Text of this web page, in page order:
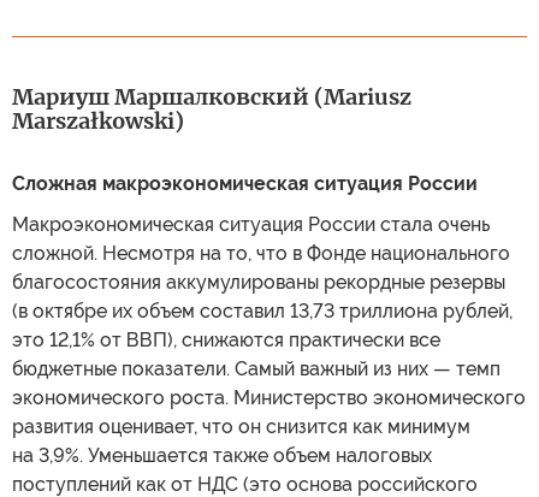
Мариуш Маршалковский (Mariusz
Marszałkowski)
Сложная макроэкономическая ситуация России
Макроэкономическая ситуация России стала очень
сложной. Несмотря на то, что в Фонде национального
благосостояния аккумулированы рекордные резервы
(в октябре их объем составил 13,73 триллиона рублей,
это 12,1% от ВВП), снижаются практически все
бюджетные показатели. Самый важный из них — темп
экономического роста. Министерство экономического
развития оценивает, что он снизится как минимум
на 3,9%. Уменьшается также объем налоговых
поступлений как от НДС (это основа российского